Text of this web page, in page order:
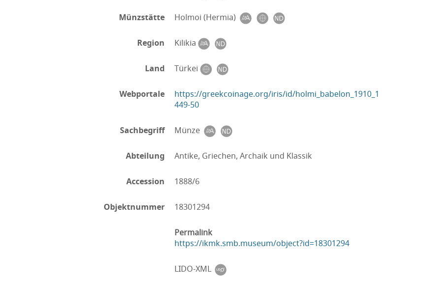
Münzstätte Holmoi (Hermia)
Region Kilikia
Land Türkei
Webportale
https://greekcoinage.org/iris/id/holmi_babelon_1910_1
449-50
Sachbegriff Münze
Abteilung Antike, Griechen, Archaik und Klassik
Accession 1888/6
Objektnummer 18301294
Permalink
https://ikmk.smb.museum/object?id=18301294
LIDO-XML